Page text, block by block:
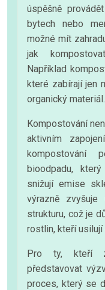
úspěšně
bytech nebo
možné mít
jak
Například
které zabírají jen
organický materiál.
Kompostování
aktivním
kompostování
bioodpadu,
snižují emise
výrazně
strukturu, což je
rostlin, kteří usilují
Pro ty, kteří
představovat
proces, který se